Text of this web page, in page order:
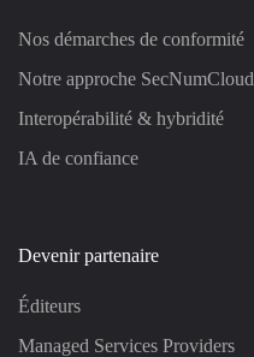
Nos démarches de conformité
Notre approche SecNumCloud
Interopérabilité & hybridité
IA de confiance
Devenir partenaire
Éditeurs
Managed Services Providers